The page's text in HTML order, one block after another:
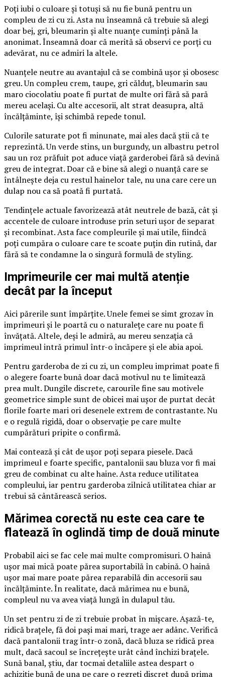
Poți iubi o culoare și totuși să nu fie bună pentru un
compleu de zi cu zi. Asta nu înseamnă că trebuie să alegi
doar bej, gri, bleumarin și alte nuanțe cuminți până la
anonimat. Înseamnă doar că merită să observi ce porți cu
adevărat, nu ce admiri la altele.
Nuanțele neutre au avantajul că se combină ușor și obosesc
greu. Un compleu crem, taupe, gri călduț, bleumarin sau
maro ciocolatiu poate fi purtat de multe ori fără să pară
mereu același. Cu alte accesorii, alt strat deasupra, altă
încălțăminte, își schimbă repede tonul.
Culorile saturate pot fi minunate, mai ales dacă știi că te
reprezintă. Un verde stins, un burgundy, un albastru petrol
sau un roz prăfuit pot aduce viață garderobei fără să devină
greu de integrat. Doar că e bine să alegi o nuanță care se
întâlnește deja cu restul hainelor tale, nu una care cere un
dulap nou ca să poată fi purtată.
Tendințele actuale favorizează atât neutrele de bază, cât și
accentele de culoare introduse prin seturi ușor de separat
și recombinat. Asta face compleurile și mai utile, fiindcă
poți cumpăra o culoare care te scoate puțin din rutină, dar
fără să te condamne la o singură formulă de styling.
Imprimeurile cer mai multă atenție
decât par la început
Aici părerile sunt împărțite. Unele femei se simt grozav în
imprimeuri și le poartă cu o naturalețe care nu poate fi
învățată. Altele, deși le admiră, au mereu senzația că
imprimeul intră primul într-o încăpere și ele abia apoi.
Pentru garderoba de zi cu zi, un compleu imprimat poate fi
o alegere foarte bună doar dacă motivul nu te limitează
prea mult. Dungile discrete, carourile fine sau motivele
geometrice simple sunt de obicei mai ușor de purtat decât
florile foarte mari ori desenele extrem de contrastante. Nu
e o regulă rigidă, doar o observație pe care multe
cumpărături pripite o confirmă.
Mai contează și cât de ușor poți separa piesele. Dacă
imprimeul e foarte specific, pantalonii sau bluza vor fi mai
greu de combinat cu alte haine. Asta reduce utilitatea
compleului, iar pentru garderoba zilnică utilitatea chiar ar
trebui să cântărească serios.
Mărimea corectă nu este cea care te
flatează în oglindă timp de două minute
Probabil aici se fac cele mai multe compromisuri. O haină
ușor mai mică poate părea suportabilă în cabină. O haină
ușor mai mare poate părea reparabilă din accesorii sau
încălțăminte. În realitate, dacă mărimea nu e bună,
compleul nu va avea viață lungă în dulapul tău.
Un set pentru zi de zi trebuie probat în mișcare. Așază-te,
ridică brațele, fă doi pași mai mari, trage aer adânc. Verifică
dacă pantalonii trag într-o zonă, dacă bluza se ridică prea
mult, dacă sacoul se încrețește urât când închizi brațele.
Sună banal, știu, dar tocmai detaliile astea despart o
achiziție bună de una pe care o regreți discret după prima